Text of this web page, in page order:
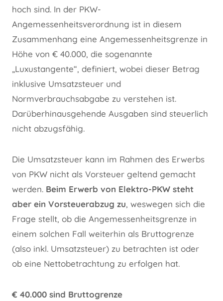
hoch sind. In der PKW-
Angemessenheitsverordnung ist in diesem
Zusammenhang eine Angemessenheitsgrenze in
Höhe von € 40.000, die sogenannte
„Luxustangente“, definiert, wobei dieser Betrag
inklusive Umsatzsteuer und
Normverbrauchsabgabe zu verstehen ist.
Darüberhinausgehende Ausgaben sind steuerlich
nicht abzugsfähig.
Die Umsatzsteuer kann im Rahmen des Erwerbs
von PKW nicht als Vorsteuer geltend gemacht
werden. Beim Erwerb von Elektro-PKW steht
aber ein Vorsteuerabzug zu, weswegen sich die
Frage stellt, ob die Angemessenheitsgrenze in
einem solchen Fall weiterhin als Bruttogrenze
(also inkl. Umsatzsteuer) zu betrachten ist oder
ob eine Nettobetrachtung zu erfolgen hat.
€ 40.000 sind Bruttogrenze